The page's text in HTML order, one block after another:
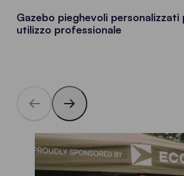
Gazebo pieghevoli personalizzati
utilizzo professionale